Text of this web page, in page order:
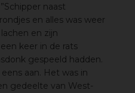
naast
en alles was weer
en zijn
keer in de rats
gespeeld hadden.
aan. Het was in
gedeelte van West-